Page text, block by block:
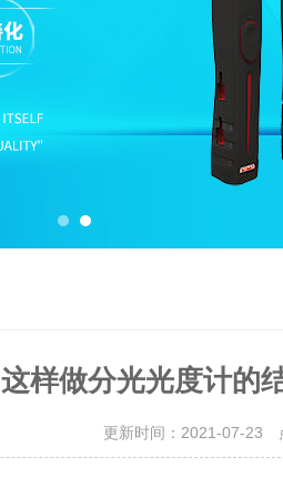
这样做分光光度计的
更新时间：2021-07-23